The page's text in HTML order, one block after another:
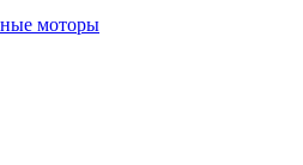
моторы